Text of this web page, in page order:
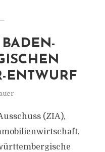
W
G
(ZIA),